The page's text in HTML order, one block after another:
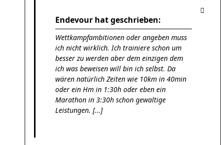
Endevour hat geschrieben:
Wettkampfambitionen oder angeben muss
ich nicht wirklich. Ich trainiere schon um
besser zu werden aber dem einzigen dem
ich was beweisen will bin ich selbst. Da
wären natürlich Zeiten wie 10km in 40min
oder ein Hm in 1:30h oder eben ein
Marathon in 3:30h schon gewaltige
Leistungen. [...]